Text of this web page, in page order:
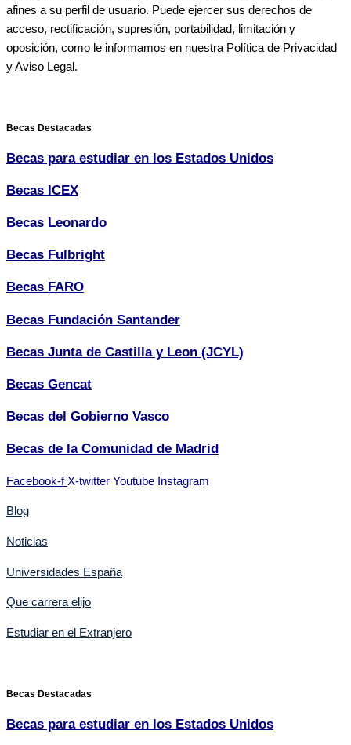
afines a su perfil de usuario. Puede ejercer sus derechos de
acceso, rectificación, supresión, portabilidad, limitación y
oposición, como le informamos en nuestra Política de Privacidad
y Aviso Legal.
Becas Destacadas
Becas para estudiar en los Estados Unidos
Becas ICEX
Becas Leonardo
Becas Fulbright
Becas FARO
Becas Fundación Santander
Becas Junta de Castilla y Leon (JCYL)
Becas Gencat
Becas del Gobierno Vasco
Becas de la Comunidad de Madrid
Facebook-f X-twitter Youtube Instagram
Blog
Noticias
Universidades España
Que carrera elijo
Estudiar en el Extranjero
Becas Destacadas
Becas para estudiar en los Estados Unidos